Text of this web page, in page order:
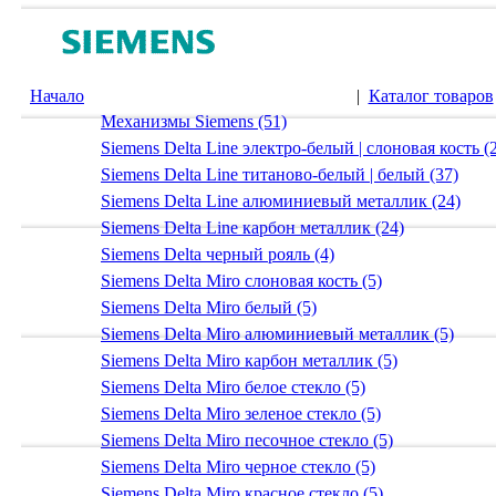
Начало | Каталог товаров
Механизмы Siemens (51)
Siemens Delta Line электро-белый | слоновая кость
Siemens Delta Line титаново-белый | белый (37)
Siemens Delta Line алюминиевый металлик (24)
Siemens Delta Line карбон металлик (24)
Siemens Delta черный рояль (4)
Siemens Delta Miro слоновая кость (5)
Siemens Delta Miro белый (5)
Siemens Delta Miro алюминиевый металлик (5)
Siemens Delta Miro карбон металлик (5)
Siemens Delta Miro белое стекло (5)
Siemens Delta Miro зеленое стекло (5)
Siemens Delta Miro песочное стекло (5)
Siemens Delta Miro черное стекло (5)